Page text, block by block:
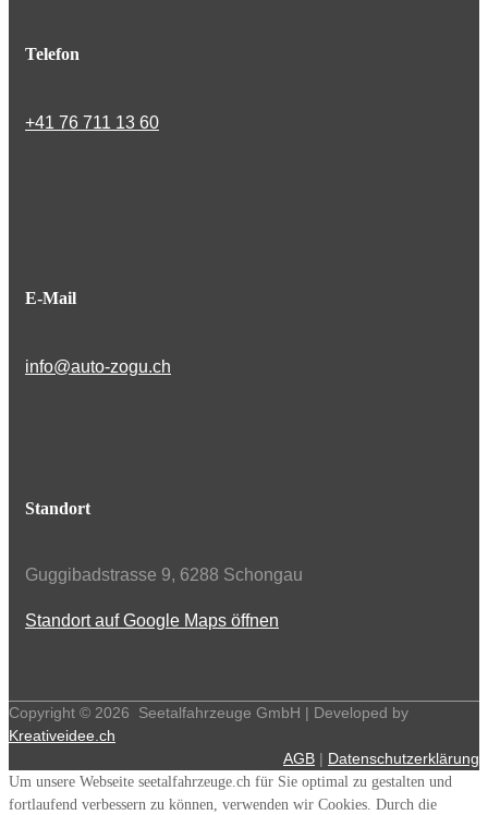
Telefon
+41 76 711 13 60
E-Mail
info@auto-zogu.ch
Standort
Guggibadstrasse 9, 6288 Schongau
Standort auf Google Maps öffnen
Copyright © 2026
Seetalfahrzeuge GmbH | Developed by
Kreativeidee.ch
AGB | Datenschutzerklärung
Um unsere Webseite seetalfahrzeuge.ch für Sie optimal zu gestalten und
fortlaufend verbessern zu können, verwenden wir Cookies. Durch die